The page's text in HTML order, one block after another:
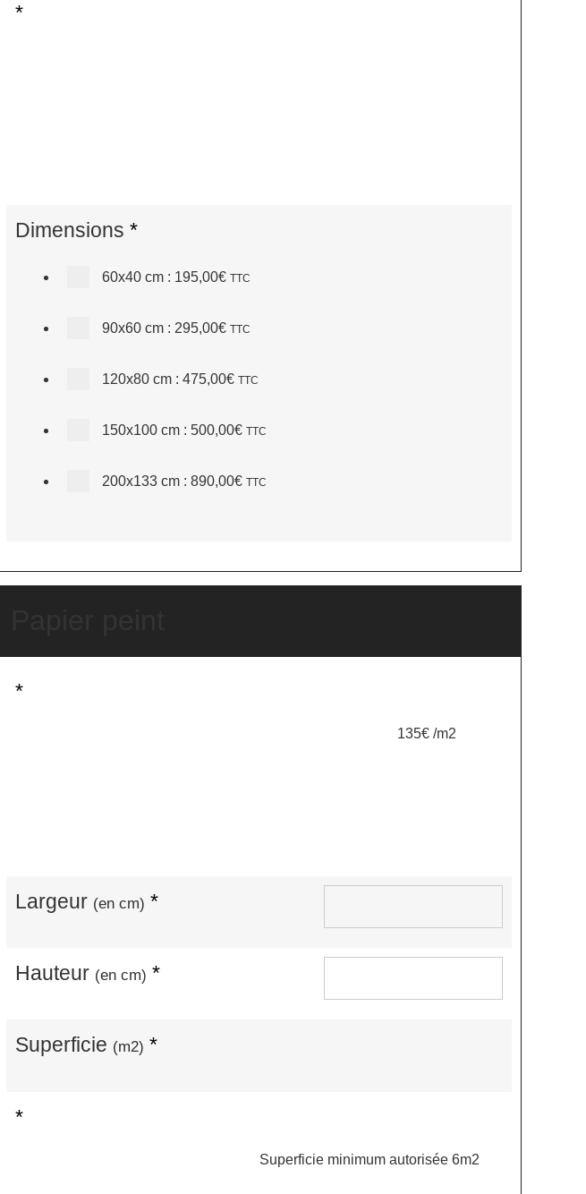
*
Dimensions *
60x40 cm: 195,00€ TTC
90x60 cm: 295,00€ TTC
120x80 cm: 475,00€ TTC
150x100 cm: 500,00€ TTC
200x133 cm: 890,00€ TTC
*
135€ /m2
Largeur (en cm) *
Hauteur (en cm) *
Superficie (m2) *
*
Superficie minimum autorisée 6m2